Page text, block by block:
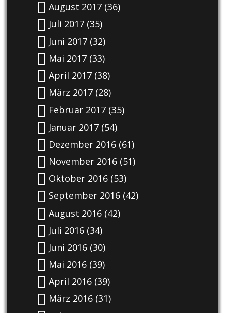
August 2017(36)
Juli 2017(35)
Juni 2017(32)
Mai 2017(33)
April 2017(38)
März 2017(28)
Februar 2017(35)
Januar 2017(54)
Dezember 2016(61)
November 2016(51)
Oktober 2016(53)
September 2016(42)
August 2016(42)
Juli 2016(34)
Juni 2016(30)
Mai 2016(39)
April 2016(39)
März 2016(31)